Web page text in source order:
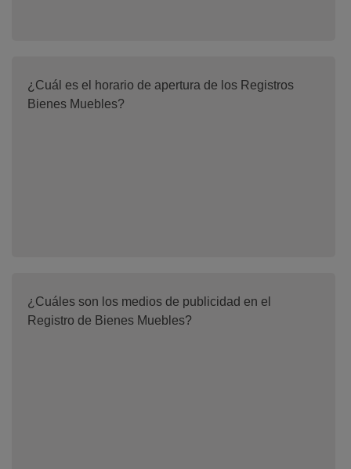
¿Cuál es el horario de apertura de los Registros
Bienes Muebles?
¿Cuáles son los medios de publicidad en el
Registro de Bienes Muebles?